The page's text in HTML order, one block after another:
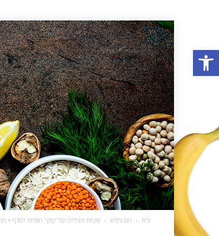
פתח סרגל נגישות
בית חם וחדש שקיות הצלייה של 'קוקי' חוזרות למדף +